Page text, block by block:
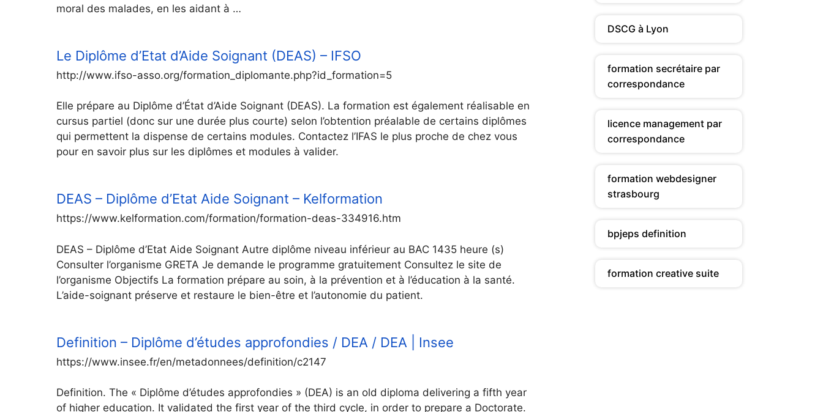
moral des malades, en les aidant à …
Le Diplôme d’Etat d’Aide Soignant (DEAS) – IFSO
http://www.ifso-asso.org/formation_diplomante.php?id_formation=5
Elle prépare au Diplôme d’État d’Aide Soignant (DEAS). La formation est également réalisable en
cursus partiel (donc sur une durée plus courte) selon l’obtention préalable de certains diplômes
qui permettent la dispense de certains modules. Contactez l’IFAS le plus proche de chez vous
pour en savoir plus sur les diplômes et modules à valider.
DEAS – Diplôme d’Etat Aide Soignant – Kelformation
https://www.kelformation.com/formation/formation-deas-334916.htm
DEAS – Diplôme d’Etat Aide Soignant Autre diplôme niveau inférieur au BAC 1435 heure (s)
Consulter l’organisme GRETA Je demande le programme gratuitement Consultez le site de
l’organisme Objectifs La formation prépare au soin, à la prévention et à l’éducation à la santé.
L’aide-soignant préserve et restaure le bien-être et l’autonomie du patient.
Definition – Diplôme d’études approfondies / DEA / DEA | Insee
https://www.insee.fr/en/metadonnees/definition/c2147
Definition. The « Diplôme d’études approfondies » (DEA) is an old diploma delivering a fifth year
of higher education. It validated the first year of the third cycle, in order to prepare a Doctorate.
DSCG à Lyon
formation secrétaire par
correspondance
licence management par
correspondance
formation webdesigner
strasbourg
bpjeps definition
formation creative suite